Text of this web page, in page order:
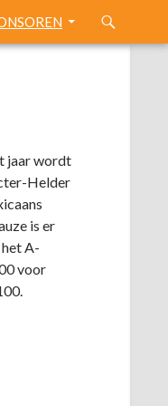
jaar wordt
Helder
is er
A-
voor